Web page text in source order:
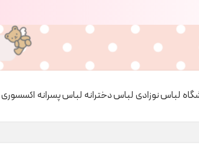
لباس نوزادی لباس دخترانه لباس پسرانه اکسسوری